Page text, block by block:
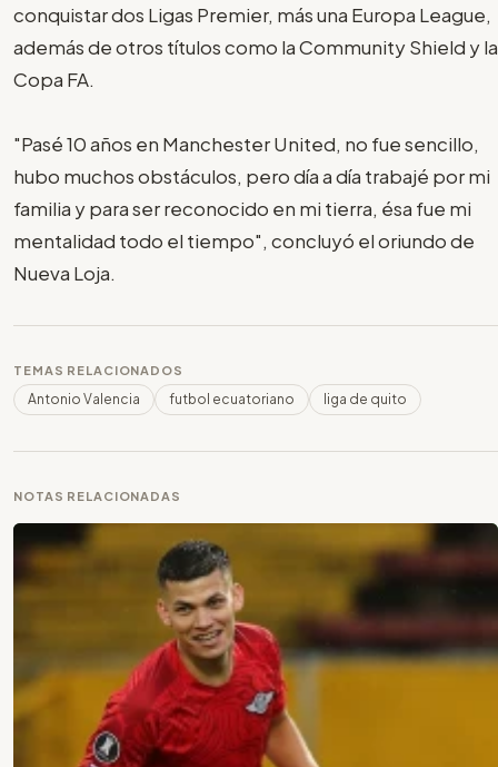
conquistar dos Ligas Premier, más una Europa League,
además de otros títulos como la Community Shield y la
Copa FA.
"Pasé 10 años en Manchester United, no fue sencillo,
hubo muchos obstáculos, pero día a día trabajé por mi
familia y para ser reconocido en mi tierra, ésa fue mi
mentalidad todo el tiempo", concluyó el oriundo de
Nueva Loja.
TEMAS RELACIONADOS
Antonio Valencia futbol ecuatoriano liga de quito
NOTAS RELACIONADAS